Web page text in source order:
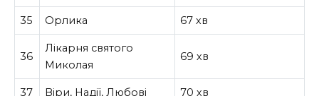
35 Орлика 67 хв
36
Лікарня святого
Миколая
69 хв
37 Віри, Надії, Любові 70 хв